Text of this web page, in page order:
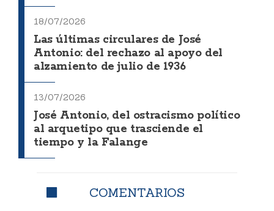
18/07/2026
Las últimas circulares de José
Antonio: del rechazo al apoyo del
alzamiento de julio de 1936
13/07/2026
José Antonio, del ostracismo político
al arquetipo que trasciende el
tiempo y la Falange
COMENTARIOS